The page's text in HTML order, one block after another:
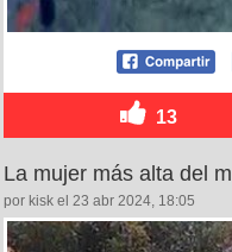
13
La mujer más alta del
por kisk el 23 abr 2024, 18:05